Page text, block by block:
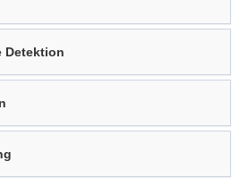
Detektion